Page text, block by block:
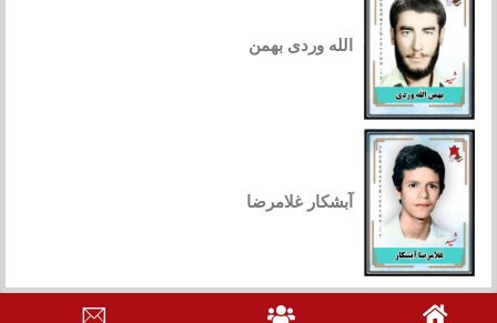
الله وردی بهمن
آبشکار غلامرضا